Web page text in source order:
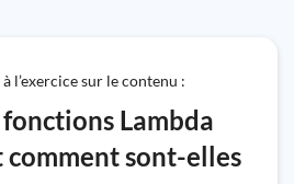
l’exercice sur le contenu :
Lambda
comment sont-elles